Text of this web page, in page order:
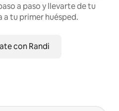
a paso y llevarte de tu
tu primer huésped.
con Randi